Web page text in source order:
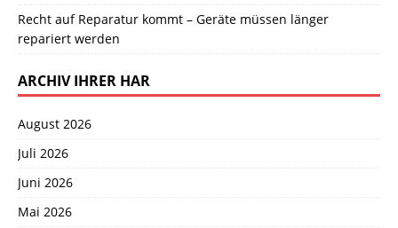
Recht auf Reparatur kommt – Geräte müssen länger
repariert werden
ARCHIV IHRER HAR
August 2026
Juli 2026
Juni 2026
Mai 2026